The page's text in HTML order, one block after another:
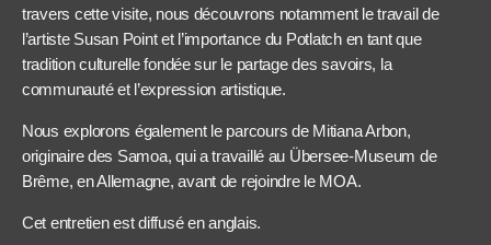
travers cette visite, nous découvrons notamment le travail de
l’artiste Susan Point et l’importance du Potlatch en tant que
tradition culturelle fondée sur le partage des savoirs, la
communauté et l’expression artistique.
Nous explorons également le parcours de Mitiana Arbon,
originaire des Samoa, qui a travaillé au Übersee-Museum de
Brême, en Allemagne, avant de rejoindre le MOA.
Cet entretien est diffusé en anglais.